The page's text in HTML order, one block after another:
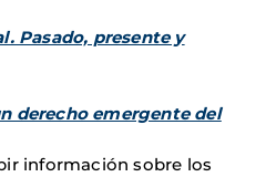
Pasado, presente y
derecho emergente del
información sobre los